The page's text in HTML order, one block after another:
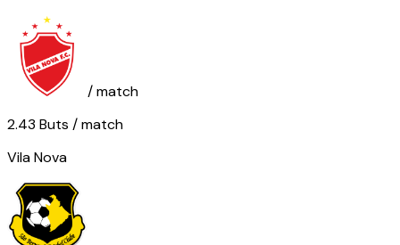
/ match
2.43 Buts / match
Vila Nova